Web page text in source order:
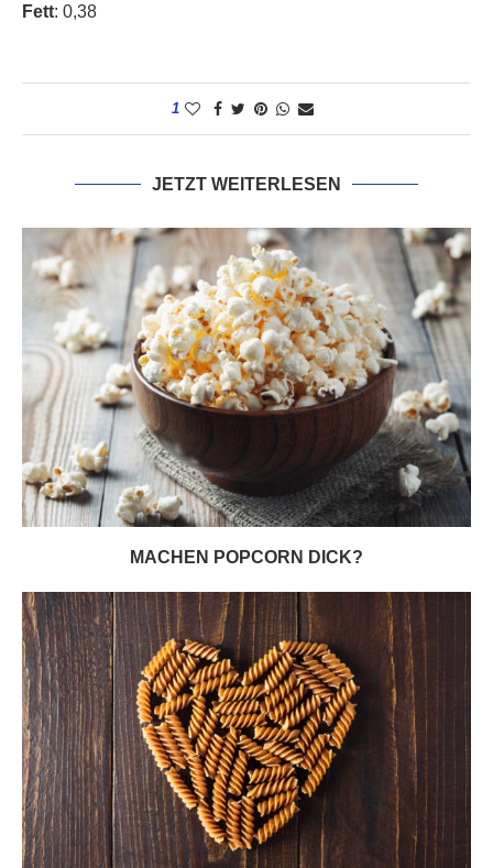
Fett: 0,38
1
JETZT WEITERLESEN
MACHEN POPCORN DICK?